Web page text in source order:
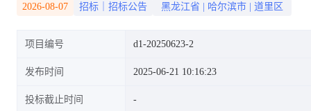
2026-08-07 招标｜招标公告 黑龙江省 哈尔滨市 道里区
项目编号 d1-20250623-2
发布时间 2025-06-21 10:16:23
投标截止时间